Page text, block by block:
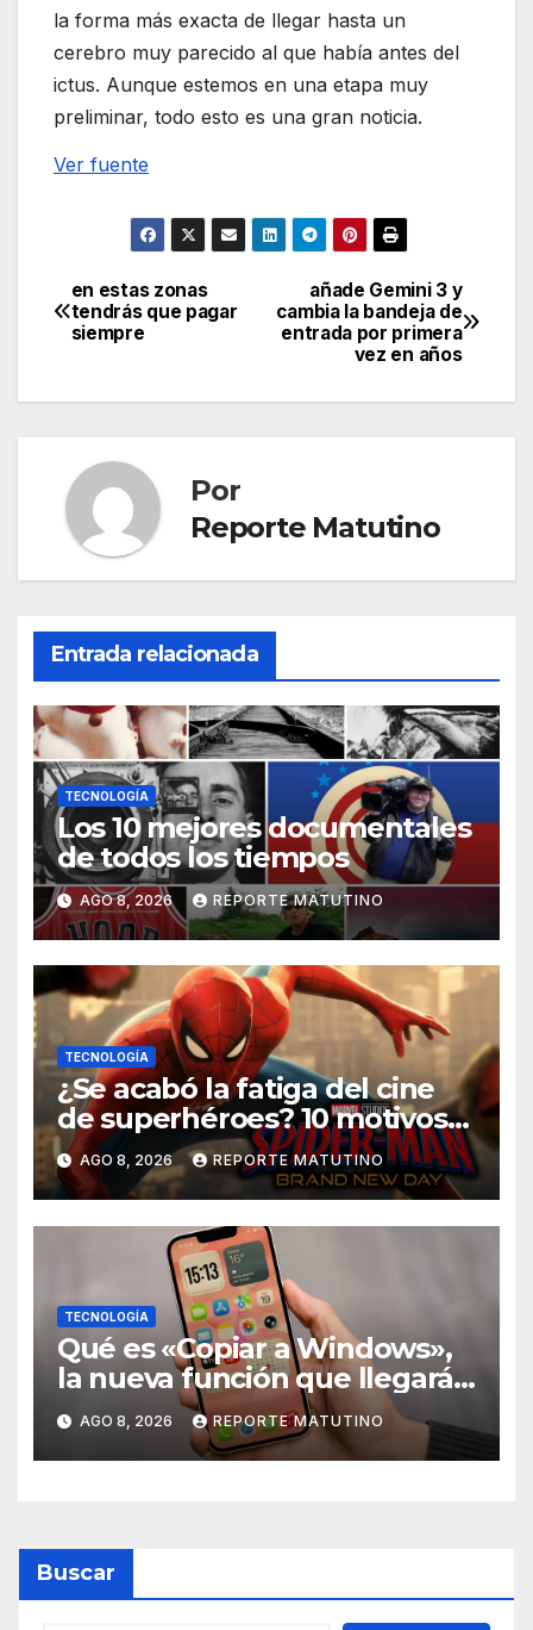
la forma más exacta de llegar hasta un
cerebro muy parecido al que había antes del
ictus. Aunque estemos en una etapa muy
preliminar, todo esto es una gran noticia.
Ver fuente
Navegación
de
entradas
añade Gemini 3 y
cambia la bandeja de
entrada por primera
vez en años
en estas zonas
tendrás que pagar
siempre
Por
Reporte Matutino
Entrada relacionada
TECNOLOGÍA
Los 10 mejores documentales
de todos los tiempos
AGO 8, 2026 REPORTE MATUTINO
TECNOLOGÍA
¿Se acabó la fatiga del cine
de superhéroes? 10 motivos
por los que ‘Spider-Man:
Brand New Day» desmiente
esa teoría
AGO 8, 2026 REPORTE MATUTINO
TECNOLOGÍA
Qué es «Copiar a Windows»,
la nueva función que llegará
al iPhone solo para Europa
AGO 8, 2026 REPORTE MATUTINO
Buscar